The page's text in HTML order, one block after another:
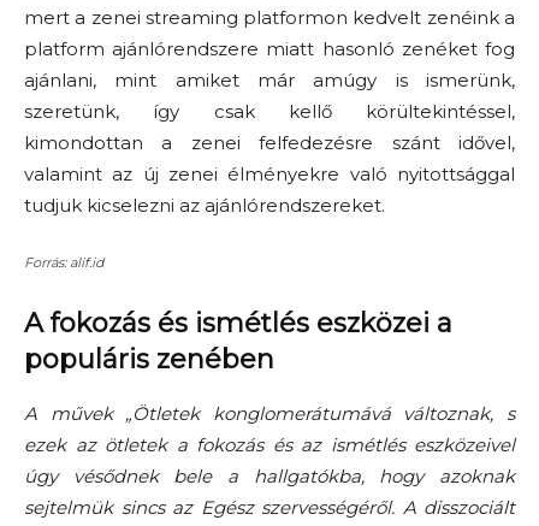
mert a zenei streaming platformon kedvelt zenéink a
platform ajánlórendszere miatt hasonló zenéket fog
ajánlani, mint amiket már amúgy is ismerünk,
szeretünk, így csak kellő körültekintéssel,
kimondottan a zenei felfedezésre szánt idővel,
valamint az új zenei élményekre való nyitottsággal
tudjuk kicselezni az ajánlórendszereket.
Forrás: alif.id
A fokozás és ismétlés eszközei a
populáris zenében
A művek „Ötletek konglomerátumává változnak, s
ezek az ötletek a fokozás és az ismétlés eszközeivel
úgy vésődnek bele a hallgatókba, hogy azoknak
sejtelmük sincs az Egész szervességéről. A disszociált